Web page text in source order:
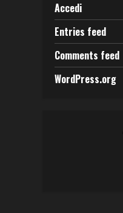
Accedi
Entries feed
Comments feed
WordPress.org